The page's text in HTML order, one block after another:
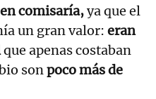
comisaría,ya que el
un gran valor: eran
que apenas costaban
sonpoco más de